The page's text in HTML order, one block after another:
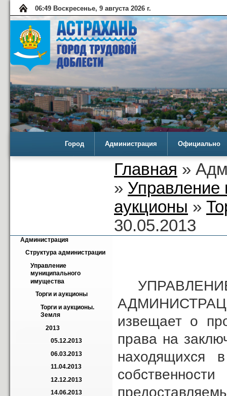
06:49 Воскресенье, 9 августа 2026 г.
Город Администрация Официально
Главная »
» Управление
аукционы »
30.05.2013
Администрация
Структура администрации
Управление
муниципального
имущества
Торги и аукционы
Торги и аукционы.
Земля
2013
05.12.2013
06.03.2013
11.04.2013
12.12.2013
14.06.2013
извещает о
права на
находящихся